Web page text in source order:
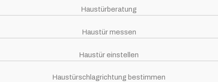
Haustürberatung
Haustür messen
Haustür einstellen
Haustürschlagrichtung bestimmen